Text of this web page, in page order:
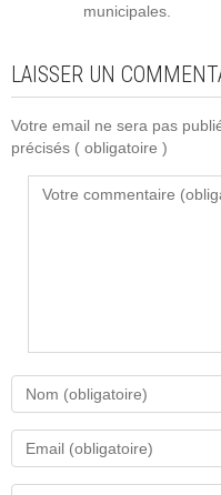
municipales.
LAISSER UN
Votre email ne sera pas
précisés ( obligatoire )